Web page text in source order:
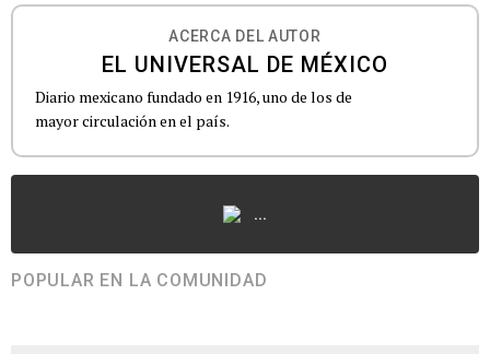
ACERCA DEL AUTOR
EL UNIVERSAL DE MÉXICO
Diario mexicano fundado en 1916, uno de los de
mayor circulación en el país.
...
POPULAR EN LA COMUNIDAD